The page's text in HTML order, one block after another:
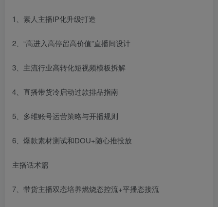
1、素人主播IP化升级打造
2、“高进入高停留高价值”直播间设计
3、主流行业高转化短视频模板拆解
4、直播带货冷启动过款排品指南
5、多维账号运营策略与开播规则
6、爆款素材测试和DOU+随心推投放
主播话术篇
7、带货主播双态培养燃烧态控流+平播态接流